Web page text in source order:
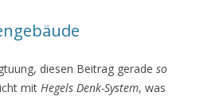
diesen Beitrag gerade so
mit Hegels Denk-System, was